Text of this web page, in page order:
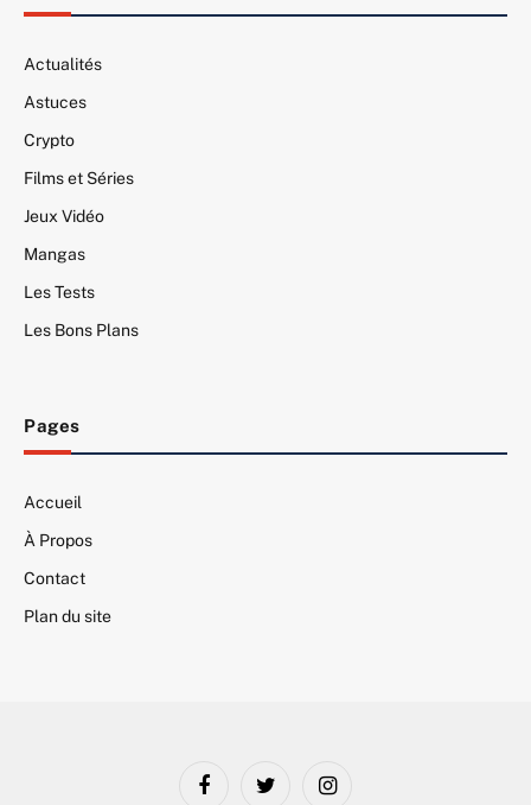
Actualités
Astuces
Crypto
Films et Séries
Jeux Vidéo
Mangas
Les Tests
Les Bons Plans
Pages
Accueil
À Propos
Contact
Plan du site
FacebookTwitter Instagram